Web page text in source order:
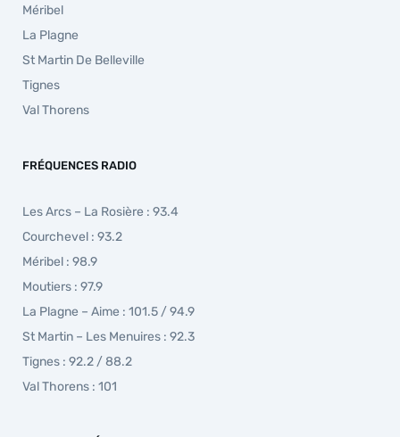
Méribel
La Plagne
St Martin De Belleville
Tignes
Val Thorens
FRÉQUENCES RADIO
Les Arcs – La Rosière : 93.4
Courchevel : 93.2
Méribel : 98.9
Moutiers : 97.9
La Plagne – Aime : 101.5 / 94.9
St Martin – Les Menuires : 92.3
Tignes : 92.2 / 88.2
Val Thorens : 101